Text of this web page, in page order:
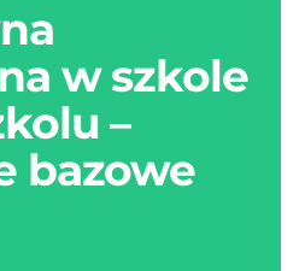
w szkole
–
bazowe